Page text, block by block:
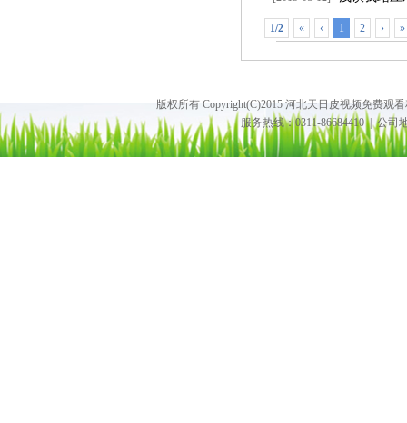
1/2 « ‹ 1 2 › »
版权所有 Copyright(C)2015 河北天日皮视频免费观看
服务热线：0311-86684410 | 公